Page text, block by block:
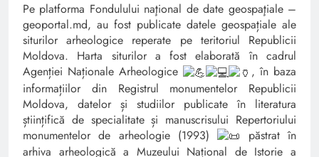
Pe platforma Fondulului naţional de date geospaţiale –
geoportal.md, au fost publicate datele geospațiale ale
siturilor arheologice reperate pe teritoriul Republicii
Moldova. Harta siturilor a fost elaborată în cadrul
Agenției Naționale Arheologice
, în baza
informațiilor din Registrul monumentelor Republicii
Moldova, datelor și studiilor publicate în literatura
științifică de specialitate și manuscrisului Repertoriului
monumentelor de arheologie (1993)
păstrat în
arhiva arheologică a Muzeului Național de Istorie a